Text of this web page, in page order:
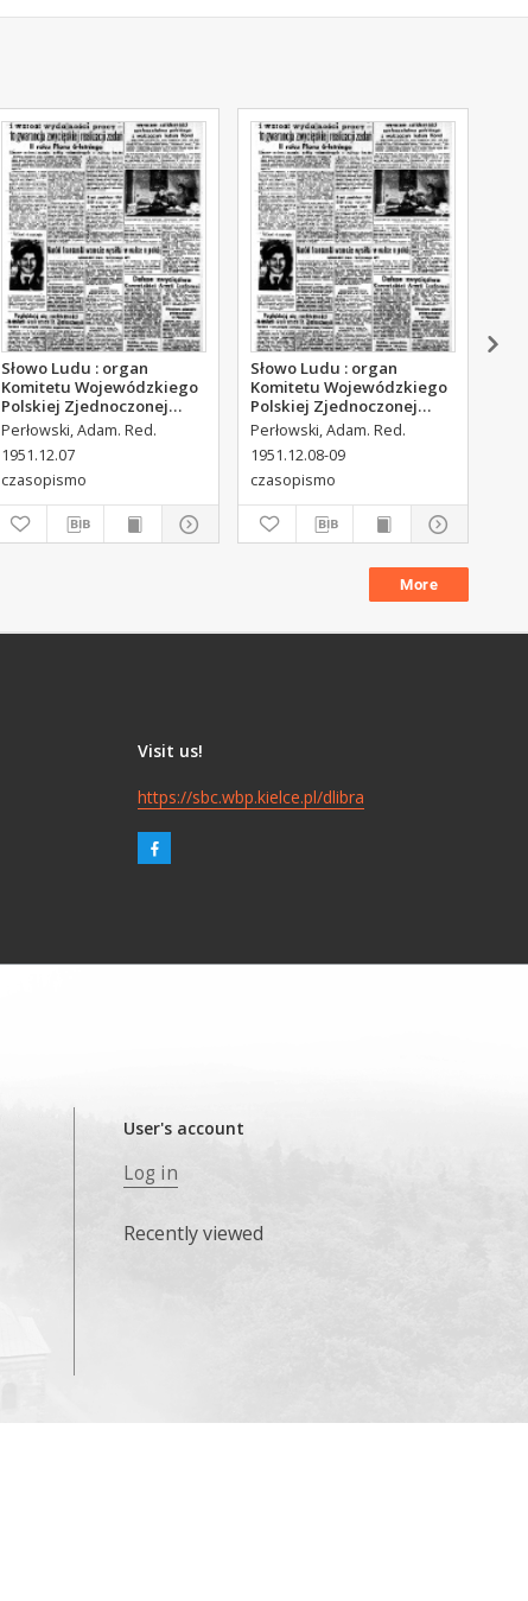
Słowo Ludu : organ
Komitetu Wojewódzkiego
Polskiej Zjednoczonej
Partii Robotniczej, 1951,
R.3, nr 316
Perłowski, Adam. Red.
1951.12.07
czasopismo
Słowo Ludu : organ
Komitetu Wojewódzkiego
Polskiej Zjednoczonej
Partii Robotniczej, 1951,
R.3, nr 317
Perłowski, Adam. Red.
1951.12.08-09
czasopismo
More
Visit us!
https://sbc.wbp.kielce.pl/dlibra
User's account
Log in
Recently viewed